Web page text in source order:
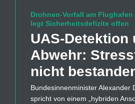
Drohnen-Vorfall am
legt Sicherheitsdefizite offen
UAS-Detektion
Abwehr:
nicht
Bundesinnenminister Alexander
spricht von einem „hybriden